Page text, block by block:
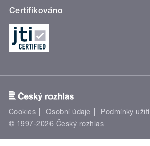
Certifikováno
Cookies Osobní údaje Podmínky užití
© 1997-2026 Český rozhlas